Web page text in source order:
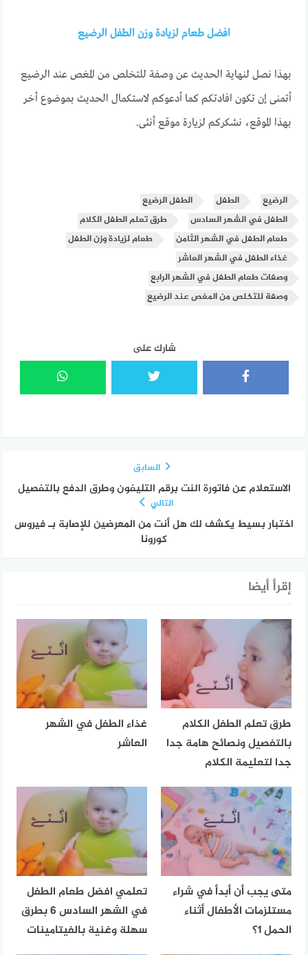
افضل طعام لزيادة وزن الطفل الرضيع
بهذا نصل لنهاية الحديث عن وصفة للتخلص من المغص عند الرضيع
أتمنى إن تكون افادتكم كما أدعوكم لاستكمال الحديث بموضوع أخر
بهذا الموقع، نشكركم لزيارة موقع أنثى.
الرضيع الطفل
الطفل الرضيع
الطفل في الشهر السادس
طرق تعلم الطفل الكلام
طعام الطفل في الشهر الثامن
طعام لزيادة وزن الطفل
غذاء الطفل في الشهر العاشر
وصفات طعام الطفل في الشهر الرابع
وصفة للتخلص من المغص عند الرضيع
شارك على
السابق
الاستعلام عن فاتورة النت برقم التليفون وطرق الدفع بالتفصيل
التالي
اختبار بسيط يكشف لك هل أنت من المعرضين للإصابة بـ فيروس
كورونا
إقرأ أيضا
طرق تعلم الطفل الكلام
بالتفصيل ونصائح هامة جدا
جدا لتعليمة الكلام
غذاء الطفل في الشهر
العاشر
متى يجب أن أبدأ في شراء
مستلزمات الأطفال أثناء
الحمل 1؟
تعلمي افضل طعام الطفل
في الشهر السادس 6 بطرق
سهلة وغنية بالفيتامينات